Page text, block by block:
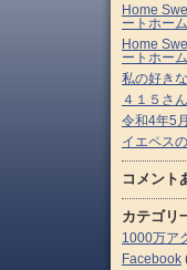
Home
ートホーム
Home
ートホーム
私の好き
４１５さ
令和4年5
イエペス
コメント
カテゴリ
1000万ア
Facebook